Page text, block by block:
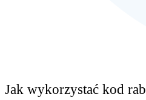
Jak wykorzystać kod